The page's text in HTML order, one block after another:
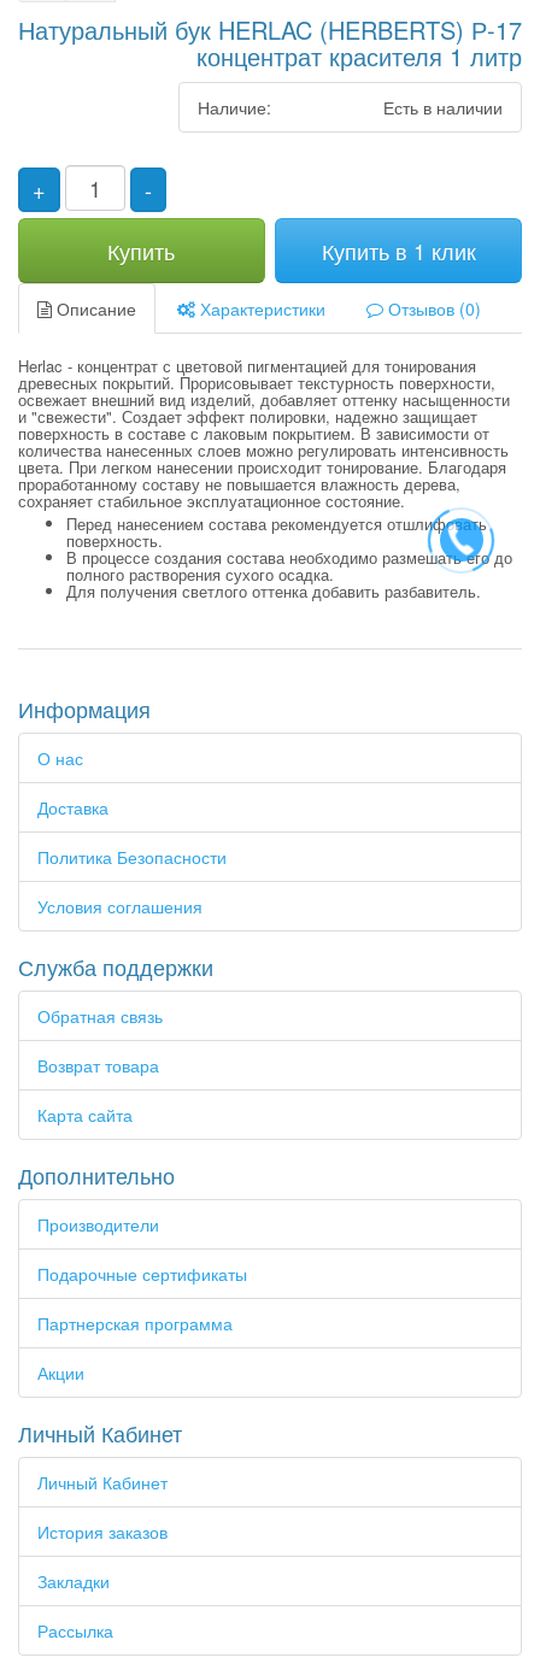
Натуральный бук HERLAC (HERBERTS) Р-17
концентрат красителя 1 литр
Наличие: Есть в наличии
+
-
Купить
Купить в 1 клик
Описание Характеристики Отзывов (0)
Herlac - концентрат с цветовой пигментацией для тонирования
древесных покрытий. Прорисовывает текстурность поверхности,
освежает внешний вид изделий, добавляет оттенку насыщенности
и "свежести". Создает эффект полировки, надежно защищает
поверхность в составе с лаковым покрытием. В зависимости от
количества нанесенных слоев можно регулировать интенсивность
цвета. При легком нанесении происходит тонирование. Благодаря
проработанному составу не повышается влажность дерева,
сохраняет стабильное эксплуатационное состояние.
Перед нанесением состава рекомендуется отшлифовать
поверхность.
В процессе создания состава необходимо размешать его до
полного растворения сухого осадка.
Для получения светлого оттенка добавить разбавитель.
Информация
О нас
Доставка
Политика Безопасности
Условия соглашения
Служба поддержки
Обратная связь
Возврат товара
Карта сайта
Дополнительно
Производители
Подарочные сертификаты
Партнерская программа
Акции
Личный Кабинет
Личный Кабинет
История заказов
Закладки
Рассылка